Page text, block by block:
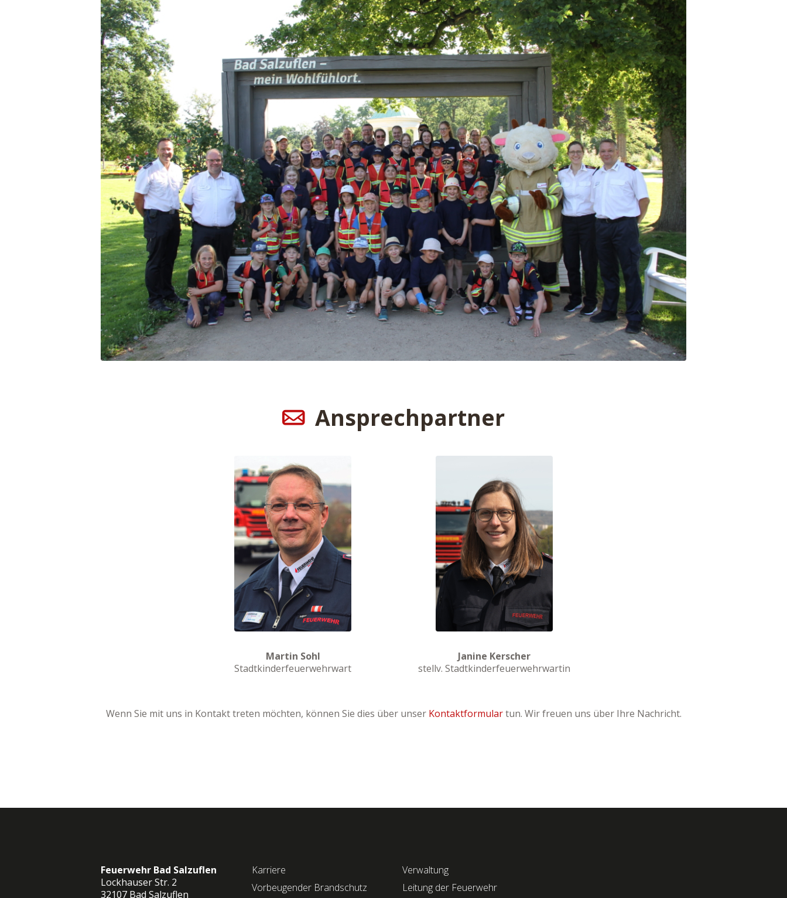
Ansprechpartner
Martin Sohl
Stadtkinderfeuerwehrwart
Janine Kerscher
stellv. Stadtkinderfeuerwehrwartin
Wenn Sie mit uns in Kontakt treten möchten, können Sie dies über unser Kontaktformulartun. Wir freuen uns über Ihre Nachricht.
Feuerwehr Bad Salzuflen
Lockhauser Str. 2
32107 Bad Salzuflen
Karriere
Vorbeugender Brandschutz
Verwaltung
Leitung der Feuerwehr